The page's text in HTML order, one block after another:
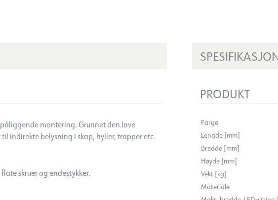
montering. Grunnet den lave
indirekte belysning i skap, hyller, trapper etc.
skruer og endestykker.
PRODUKT
Farge
Lengde [mm]
Bredde [mm]
Høyde [mm]
Vekt [kg]
Materiale